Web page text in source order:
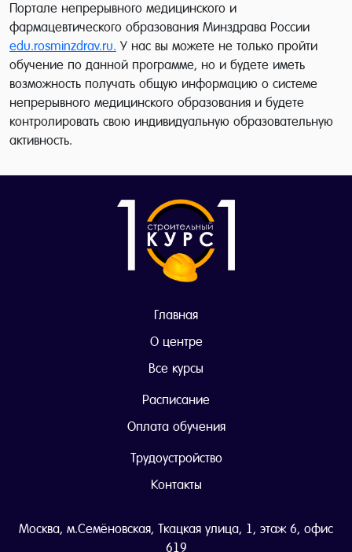
Портале непрерывного медицинского и
фармацевтического образования Минздрава России
edu.rosminzdrav.ru. У нас вы можете не только пройти
обучение по данной программе, но и будете иметь
возможность получать общую информацию о системе
непрерывного медицинского образования и будете
контролировать свою индивидуальную образовательную
активность.
Главная
О центре
Все курсы
Расписание
Оплата обучения
Трудоустройство
Контакты
Москва, м.Семёновская, Ткацкая улица, 1, этаж 6, офис
619